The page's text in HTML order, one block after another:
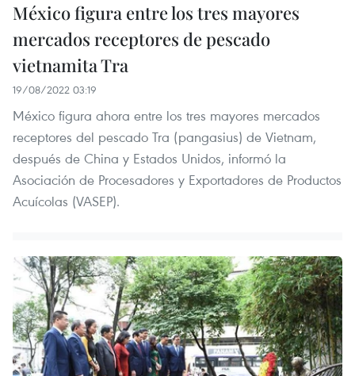
México figura entre los tres mayores
mercados receptores de pescado
vietnamita Tra
19/08/2022 03:19
México figura ahora entre los tres mayores mercados
receptores del pescado Tra (pangasius) de Vietnam,
después de China y Estados Unidos, informó la
Asociación de Procesadores y Exportadores de Productos
Acuícolas (VASEP).